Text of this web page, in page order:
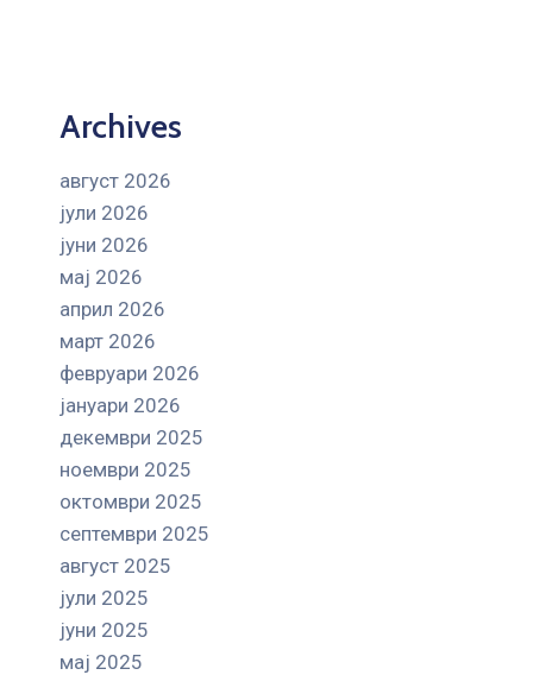
Archives
август 2026
јули 2026
јуни 2026
мај 2026
април 2026
март 2026
февруари 2026
јануари 2026
декември 2025
ноември 2025
октомври 2025
септември 2025
август 2025
јули 2025
јуни 2025
мај 2025